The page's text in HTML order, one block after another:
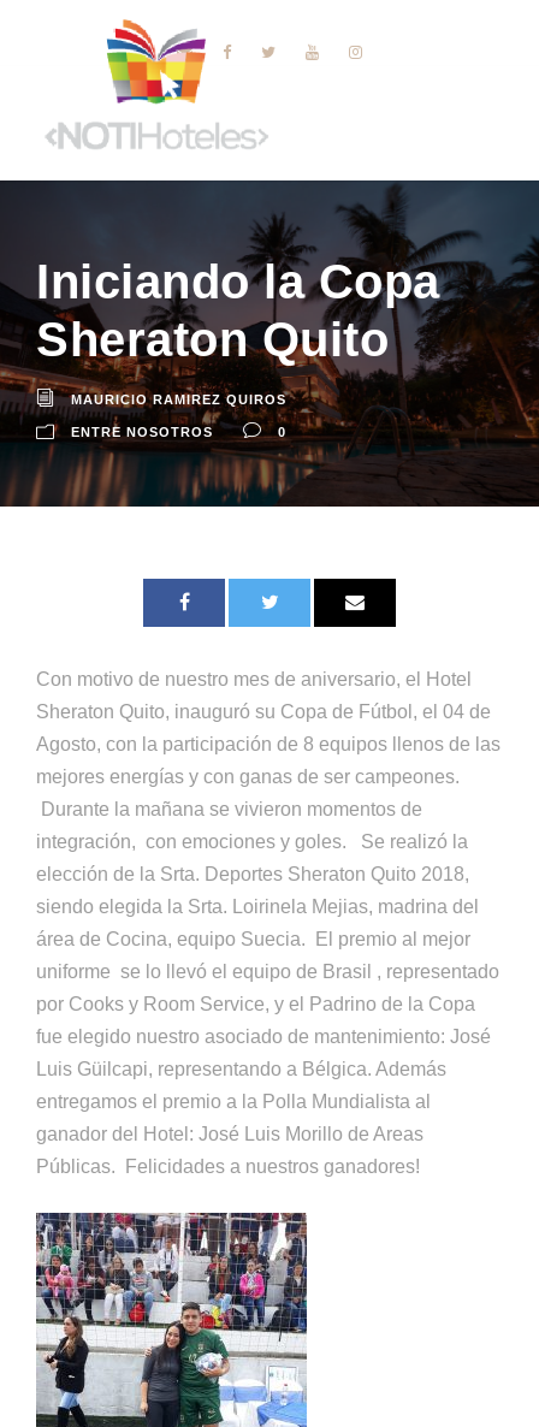
Iniciando la Copa
Sheraton Quito
MAURICIO RAMIREZ QUIROS
ENTRE NOSOTROS 0
Con motivo de nuestro mes de aniversario, el Hotel
Sheraton Quito, inauguró su Copa de Fútbol, el 04 de
Agosto, con la participación de 8 equipos llenos de las
mejores energías y con ganas de ser campeones.
Durante la mañana se vivieron momentos de
integración, con emociones y goles. Se realizó la
elección de la Srta. Deportes Sheraton Quito 2018,
siendo elegida la Srta. Loirinela Mejias, madrina del
área de Cocina, equipo Suecia. El premio al mejor
uniforme se lo llevó el equipo de Brasil , representado
por Cooks y Room Service, y el Padrino de la Copa
fue elegido nuestro asociado de mantenimiento: José
Luis Güilcapi, representando a Bélgica. Además
entregamos el premio a la Polla Mundialista al
ganador del Hotel: José Luis Morillo de Areas
Públicas. Felicidades a nuestros ganadores!